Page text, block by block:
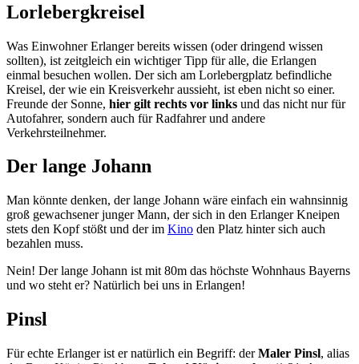
Lorlebergkreisel
Was Einwohner Erlanger bereits wissen (oder dringend wissen
sollten), ist zeitgleich ein wichtiger Tipp für alle, die Erlangen
einmal besuchen wollen. Der sich am Lorlebergplatz befindliche
Kreisel, der wie ein Kreisverkehr aussieht, ist eben nicht so einer.
Freunde der Sonne, hier gilt rechts vor links und das nicht nur für
Autofahrer, sondern auch für Radfahrer und andere
Verkehrsteilnehmer.
Der lange Johann
Man könnte denken, der lange Johann wäre einfach ein wahnsinnig
groß gewachsener junger Mann, der sich in den Erlanger Kneipen
stets den Kopf stößt und der im Kino den Platz hinter sich auch
bezahlen muss.
Nein! Der lange Johann ist mit 80m das höchste Wohnhaus Bayerns
und wo steht er? Natürlich bei uns in Erlangen!
Pinsl
Für echte Erlanger ist er natürlich ein Begriff: derMaler Pinsl, alias